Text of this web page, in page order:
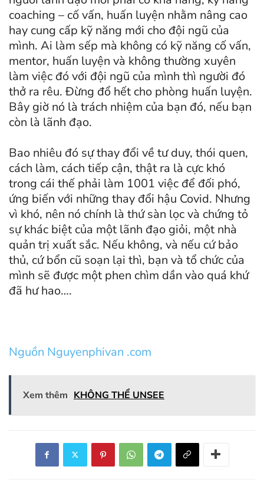
coaching – cố vấn, huấn luyện nhằm nâng cao
hay cung cấp kỹ năng mới cho đội ngũ của
mình. Ai làm sếp mà không có kỹ năng cố vấn,
mentor, huấn luyện và không thường xuyên
làm việc đó với đội ngũ của mình thì người đó
thở ra rêu. Đừng đổ hết cho phòng huấn luyện.
Bây giờ nó là trách nhiệm của bạn đó, nếu bạn
còn là lãnh đạo.
Bao nhiêu đó sự thay đổi về tư duy, thói quen,
cách làm, cách tiếp cận, thật ra là cực khó
trong cái thế phải làm 1001 việc để đối phó,
ứng biến với những thay đổi hậu Covid. Nhưng
vì khó, nên nó chính là thứ sàn lọc và chứng tỏ
sự khác biệt của một lãnh đạo giỏi, một nhà
quản trị xuất sắc. Nếu không, và nếu cứ bảo
thủ, cứ bổn cũ soạn lại thì, bạn và tổ chức của
mình sẽ được một phen chìm dần vào quá khứ
đã hư hao….
Nguồn Nguyenphivan .com
Xem thêm KHÔNG THỂ UNSEE